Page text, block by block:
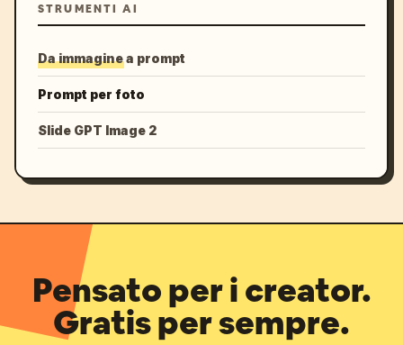
STRUMENTI AI
Da immagine a prompt
Prompt per foto
Slide GPT Image 2
Pensato per i creator.
Gratis per sempre.